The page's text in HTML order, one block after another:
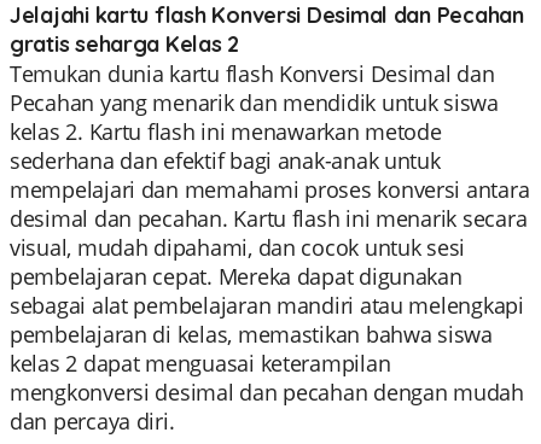
Jelajahi kartu flash Konversi Desimal dan Pecahan
gratis seharga Kelas 2
Temukan dunia kartu flash Konversi Desimal dan
Pecahan yang menarik dan mendidik untuk siswa
kelas 2. Kartu flash ini menawarkan metode
sederhana dan efektif bagi anak-anak untuk
mempelajari dan memahami proses konversi antara
desimal dan pecahan. Kartu flash ini menarik secara
visual, mudah dipahami, dan cocok untuk sesi
pembelajaran cepat. Mereka dapat digunakan
sebagai alat pembelajaran mandiri atau melengkapi
pembelajaran di kelas, memastikan bahwa siswa
kelas 2 dapat menguasai keterampilan
mengkonversi desimal dan pecahan dengan mudah
dan percaya diri.